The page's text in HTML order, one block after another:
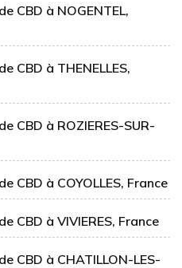
CBD à NOGENTEL,
CBD à THENELLES,
CBD à ROZIERES-SUR-
CBD à COYOLLES, France
CBD à VIVIERES, France
CBD à CHATILLON-LES-